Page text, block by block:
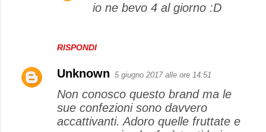
RISPONDI
io ne bevo 4 al giorno :D
Unknown 5 giugno 2017 alle ore 14:51
Non conosco questo brand ma le
sue confezioni sono davvero
accattivanti. Adoro quelle fruttate e